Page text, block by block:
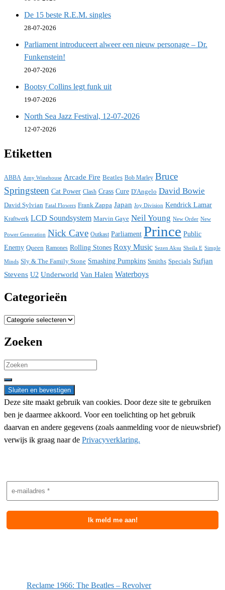
De 15 beste R.E.M. singles
28-07-2026
Parliament introduceert alweer een nieuw personage – Dr.
Funkenstein!
20-07-2026
Bootsy Collins legt funk uit
19-07-2026
North Sea Jazz Festival, 12-07-2026
12-07-2026
Etiketten
ABBA Amy Winehouse Arcade Fire Beatles Bob Marley Bruce
Springsteen Cat Power Clash Crass Cure D'Angelo David Bowie
David Sylvian Fatal Flowers Frank Zappa Japan Joy Division Kendrick Lamar
Kraftwerk LCD Soundsystem Marvin Gaye Neil Young New Order New
Power Generation Nick Cave Outkast Parliament Prince Public
Enemy Queen Ramones Rolling Stones Roxy Music Sezen Aksu Sheila E Simple
Minds Sly & The Family Stone Smashing Pumpkins Smiths Specials Sufjan
Stevens U2 Underworld Van Halen Waterboys
Categorieën
Categorieën
Zoeken
Search
for:
Deze site maakt gebruik van cookies. Door deze site te gebruiken
ben je daarmee akkoord. Voor een toelichting op het gebruik
daarvan en andere gegevens (zoals aanmelding voor de nieuwsbrief)
verwijs ik graag naar de Privacyverklaring.
Reclame 1966: The Beatles – Revolver